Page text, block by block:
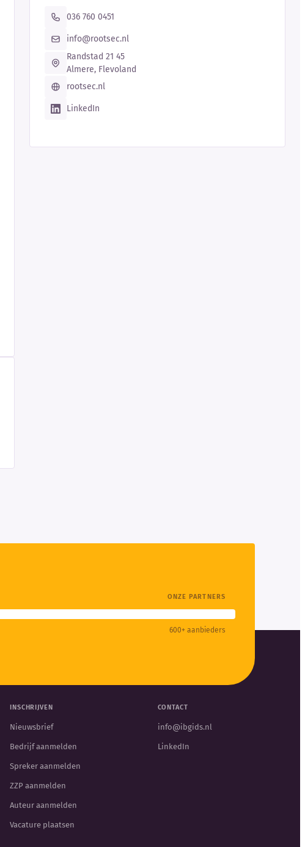
036 760 0451
info@rootsec.nl
Randstad 21 45
Almere, Flevoland
rootsec.nl
LinkedIn
ONZE PARTNERS
600+ aanbieders
INSCHRIJVEN
Nieuwsbrief
Bedrijf aanmelden
Spreker aanmelden
ZZP aanmelden
Auteur aanmelden
Vacature plaatsen
CONTACT
info@ibgids.nl
LinkedIn